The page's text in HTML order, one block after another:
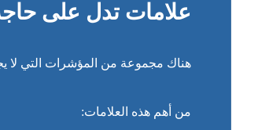
علامات تدل على
هناك مجموعة من المؤشرات التي لا
من أهم هذه العلامات: